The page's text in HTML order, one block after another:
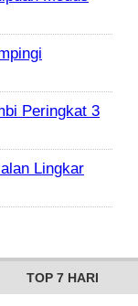
Peringkat 3
Lingkar
TOP 7 HARI